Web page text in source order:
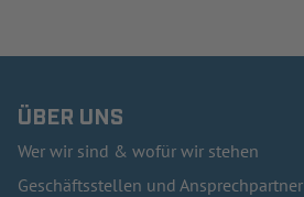
ÜBER UNS
Wer wir sind & wofür wir stehen
Geschäftsstellen und Ansprechpartner